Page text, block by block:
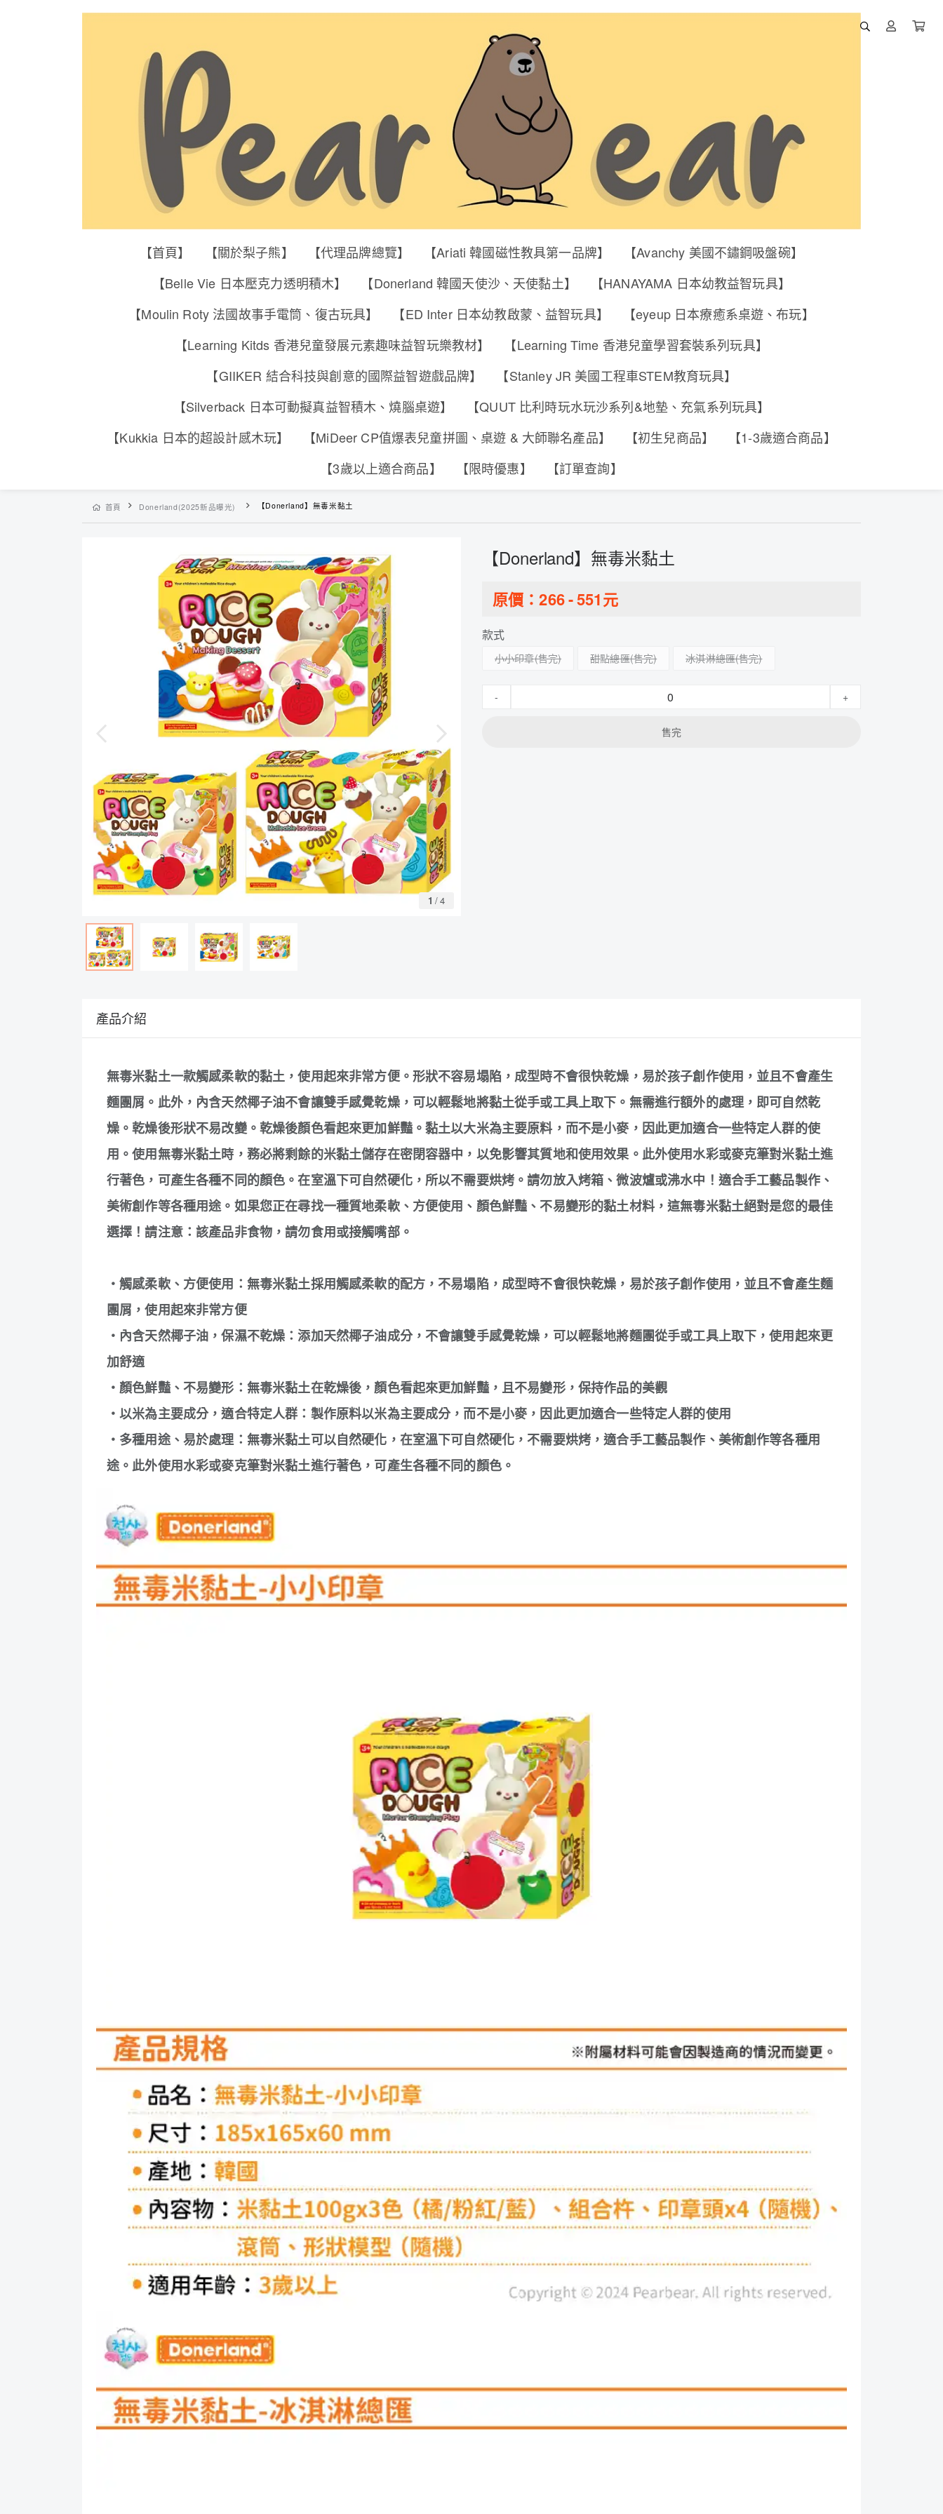
【首頁】 【關於梨子熊】 【代理品牌總覽】 【Ariati 韓國磁性教具第一品牌】
【Avanchy 美國不鏽鋼吸盤碗】
【Belle Vie 日本壓克力透明積木】
【Donerland 韓國天使沙、天使黏土】
【HANAYAMA 日本幼教益智玩具】
【Moulin Roty 法國故事手電筒、復古玩具】
【ED Inter 日本幼教啟蒙、益智玩具】
【eyeup 日本療癒系桌遊、布玩】
【Learning Kitds 香港兒童發展元素趣味益智玩樂教材】
【Learning Time 香港兒童學習套裝系列玩具】
【GIIKER 結合科技與創意的國際益智遊戲品牌】
【Stanley JR 美國工程車STEM教育玩具】
【Silverback 日本可動擬真益智積木、燒腦桌遊】
【QUUT 比利時玩水玩沙系列&地墊、充氣系列玩具】
【Kukkia 日本的超設計感木玩】
【MiDeer CP值爆表兒童拼圖、桌遊 & 大師聯名產品】 【初生兒商品】
【1-3歲適合商品】
【3歲以上適合商品】
【限時優惠】 【訂單查詢】
首頁 Donerland(2025新品曝光) 【Donerland】無毒米黏土
1 /4
【Donerland】無毒米黏土
原價：266-551元
款式
小小印章 甜點總匯 冰淇淋總匯
- +
售完
產品介紹
無毒米黏土一款觸感柔軟的黏土，使用起來非常方便。形狀不容易塌陷，成型時不會很快乾燥，易於孩子創作使用，並且不會產生
麵團屑。此外，內含天然椰子油不會讓雙手感覺乾燥，可以輕鬆地將黏土從手或工具上取下。無需進行額外的處理，即可自然乾
燥。乾燥後形狀不易改變。乾燥後顏色看起來更加鮮豔。黏土以大米為主要原料，而不是小麥，因此更加適合一些特定人群的使
用。使用無毒米黏土時，務必將剩餘的米黏土儲存在密閉容器中，以免影響其質地和使用效果。此外使用水彩或麥克筆對米黏土進
行著色，可產生各種不同的顏色。在室溫下可自然硬化，所以不需要烘烤。請勿放入烤箱、微波爐或沸水中！適合手工藝品製作、
美術創作等各種用途。如果您正在尋找一種質地柔軟、方便使用、顏色鮮豔、不易變形的黏土材料，這無毒米黏土絕對是您的最佳
選擇！請注意：該產品非食物，請勿食用或接觸嘴部。
・觸感柔軟、方便使用：無毒米黏土採用觸感柔軟的配方，不易塌陷，成型時不會很快乾燥，易於孩子創作使用，並且不會產生麵
團屑，使用起來非常方便
・內含天然椰子油，保濕不乾燥：添加天然椰子油成分，不會讓雙手感覺乾燥，可以輕鬆地將麵團從手或工具上取下，使用起來更
加舒適
・顏色鮮豔、不易變形：無毒米黏土在乾燥後，顏色看起來更加鮮豔，且不易變形，保持作品的美觀
・以米為主要成分，適合特定人群：製作原料以米為主要成分，而不是小麥，因此更加適合一些特定人群的使用
・多種用途、易於處理：無毒米黏土可以自然硬化，在室溫下可自然硬化，不需要烘烤，適合手工藝品製作、美術創作等各種用
途。此外使用水彩或麥克筆對米黏土進行著色，可產生各種不同的顏色。